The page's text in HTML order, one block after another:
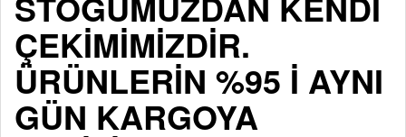
ÇEKİMİMİZDİR.
ÜRÜNLERİN %95 İ AYNI
GÜN KARGOYA